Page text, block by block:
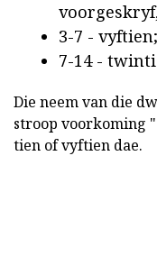
3-7 - vyftien;
7-14 -
Die neem van die
stroop voorkoming
tien of vyftien dae.